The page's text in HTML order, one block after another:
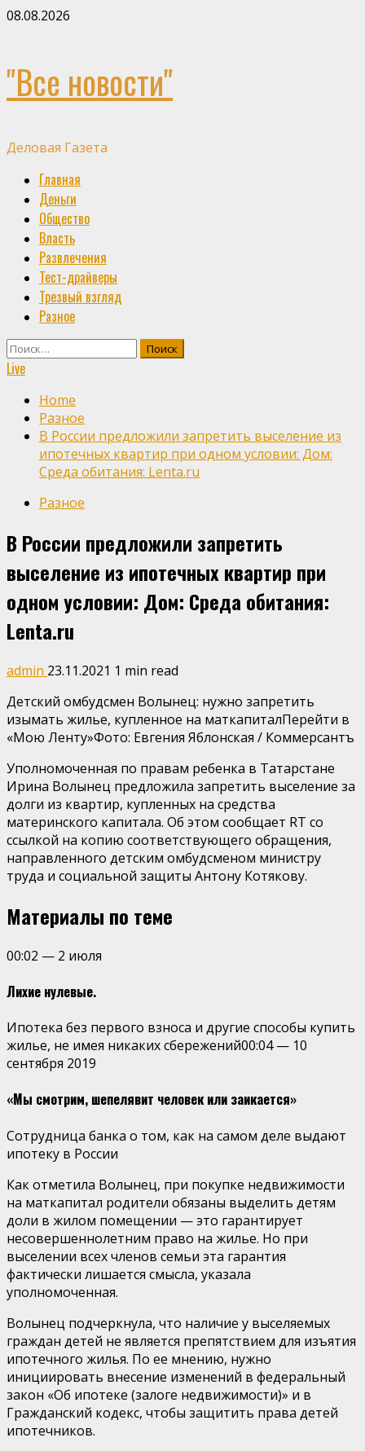
Skip
08.08.2026
"Все новости"
Деловая Газета
Primary
Menu
Главная
Деньги
Общество
Власть
Развлечения
Тест-драйверы
Трезвый взгляд
Разное
Найти:
Live
Home
Разное
В России предложили запретить выселение из
ипотечных квартир при одном условии: Дом:
Среда обитания: Lenta.ru
Разное
В России предложили запретить
выселение из ипотечных квартир при
одном условии: Дом: Среда обитания:
Lenta.ru
admin 23.11.2021 1 min read
Детский омбудсмен Волынец: нужно запретить
изымать жилье, купленное на маткапиталПерейти в
«Мою Ленту»Фото: Евгения Яблонская / Коммерсантъ
Уполномоченная по правам ребенка в Татарстане
Ирина Волынец предложила запретить выселение за
долги из квартир, купленных на средства
материнского капитала. Об этом сообщает RT со
ссылкой на копию соответствующего обращения,
направленного детским омбудсменом министру
труда и социальной защиты Антону Котякову.
Материалы по теме
00:02 — 2 июля
Лихие нулевые.
Ипотека без первого взноса и другие способы купить
жилье, не имея никаких сбережений00:04— 10
сентября 2019
«Мы смотрим, шепелявит человек или заикается»
Сотрудница банка о том, как на самом деле выдают
ипотеку в России
Как отметила Волынец, при покупке недвижимости
на маткапитал родители обязаны выделить детям
доли в жилом помещении — это гарантирует
несовершеннолетним право на жилье. Но при
выселении всех членов семьи эта гарантия
фактически лишается смысла, указала
уполномоченная.
Волынец подчеркнула, что наличие у выселяемых
граждан детей не является препятствием для изъятия
ипотечного жилья. По ее мнению, нужно
инициировать внесение изменений в федеральный
закон «Об ипотеке (залоге недвижимости)» и в
Гражданский кодекс, чтобы защитить права детей
ипотечников.